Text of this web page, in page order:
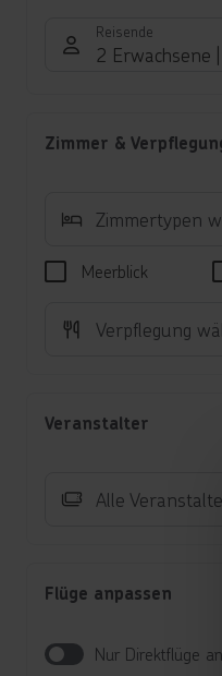
Reisende
2 Erwachsene
Zimmer &
Zimmertypen
Meerblick
Verpflegung
Veranstalter
Alle
Flüge anpassen
Nur Direktflüge